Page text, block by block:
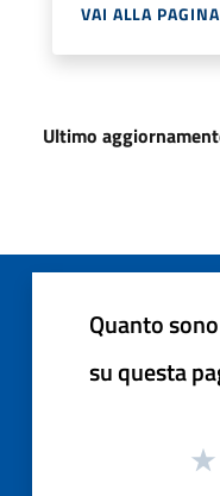
VAI ALLA PAGINA
Ultimo
Quanto
su questa